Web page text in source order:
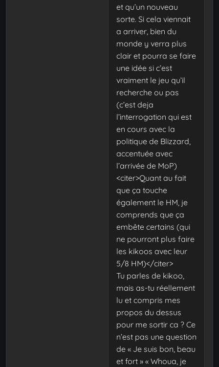
et qu’un nouveau
sorte. Si cela viennait
a arriver, bien du
monde y verra plus
clair et pourra se faire
une idée si c’est
vraiment le jeu qu’il
recherche ou pas
(c’est deja
l’interrogation qui est
en cours avec la
politique de Blizzard,
accentuée avec
l’arrivée de MoP)
<citer>Quant au fait
que ça touche
également le HM, je
comprends que ça
embête certains (qui
ne pourront plus faire
les kikoos avec leur
5/8 HM)</citer>
Tu parles de kikoo,
mais as-tu réellement
lu et compris mes
propos du dessus
pour me sortir ca ? Ce
n’est pas une question
de « Je suis bon, beau
et fort » « Whoua, je